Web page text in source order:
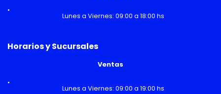
Lunes a Viernes: 09:00 a 18:00 hs
Horarios y Sucursales
Ventas
Lunes a Viernes: 09:00 a 19:00 hs